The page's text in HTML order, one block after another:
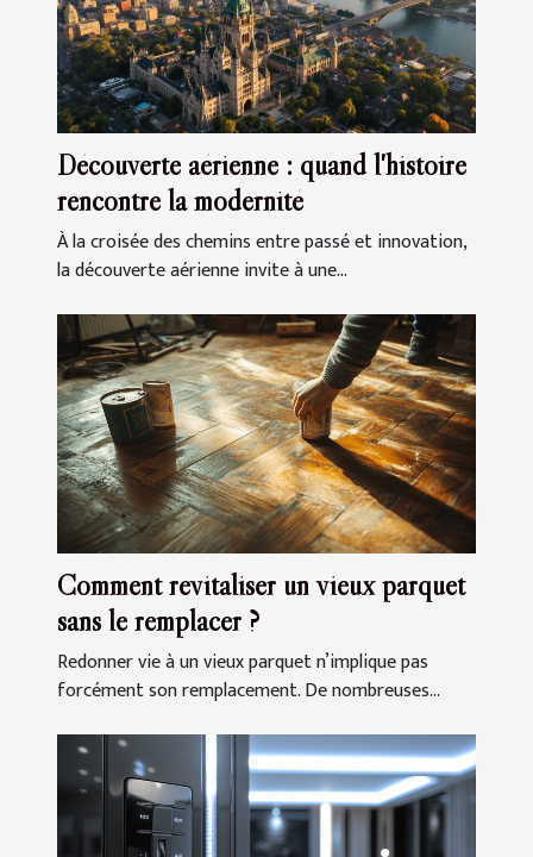
Découverte aérienne : quand l'histoire
rencontre la modernité
À la croisée des chemins entre passé et innovation,
la découverte aérienne invite à une...
Comment revitaliser un vieux parquet
sans le remplacer ?
Redonner vie à un vieux parquet n’implique pas
forcément son remplacement. De nombreuses...